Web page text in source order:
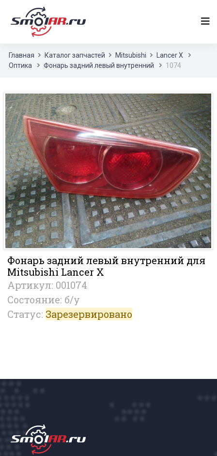
Главная Каталог запчастей Mitsubishi
Lancer X
Оптика
Фонарь задний левый внутренний 1074
Фонарь задний левый внутренний для
Mitsubishi Lancer X
Артикул: 001074
Состояние: б/у
Статус: Зарезервировано